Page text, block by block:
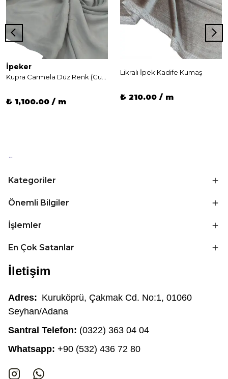
İpeker
Kupra Carmela Düz Renk (Cupro)
₺ 1,100.00 / m
Likralı İpek Kadife Kumaş
₺ 210.00 / m
Kategoriler
Önemli Bilgiler
İşlemler
En Çok Satanlar
İletişim
Adres: Kuruköprü, Çakmak Cd. No:1, 01060
Seyhan/Adana
Santral Telefon: (0322) 363 04 04
Whatsapp: +90 (532) 436 72 80